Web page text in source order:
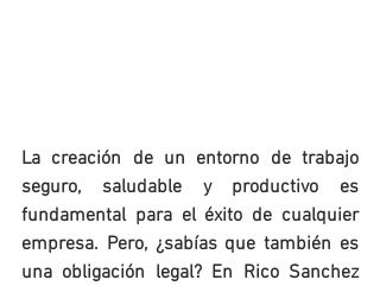
La creación de un entorno de trabajo
seguro, saludable y productivo es
fundamental para el éxito de cualquier
empresa. Pero, ¿sabías que también es
una obligación legal? En Rico Sanchez